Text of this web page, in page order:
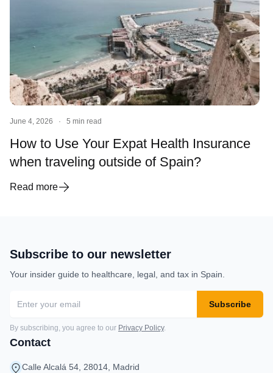
June 4, 2026 · 5 min read
How to Use Your Expat Health Insurance
when traveling outside of Spain?
Read more
Subscribe to our newsletter
Your insider guide to healthcare, legal, and tax in Spain.
Subscribe
By subscribing, you agree to our Privacy Policy.
Contact
Calle Alcalá 54, 28014, Madrid